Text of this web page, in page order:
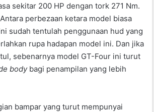
sekitar 200 HP dengan tork 271 Nm.
perbezaan ketara model biasa
sudah tentulah penggunaan hud yang
rupa hadapan model ini. Dan jika
sebenarnya model GT-Four ini turut
bodybagi penampilan yang lebih
bampar yang turut mempunyai